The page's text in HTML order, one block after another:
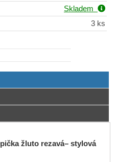
Skladem
3 ks
žluto rezavá– stylová